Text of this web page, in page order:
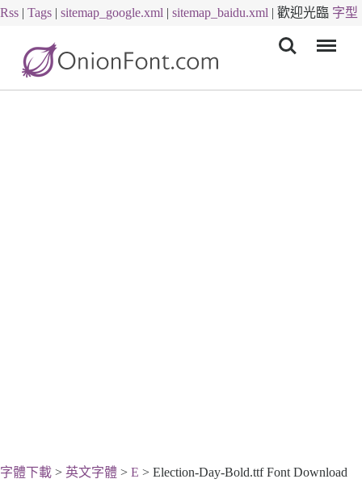
Rss | Tags | sitemap_google.xml | sitemap_baidu.xml | 歡迎光臨 字型
字體下載 > 英文字體 > E > Election-Day-Bold.ttf Font Download